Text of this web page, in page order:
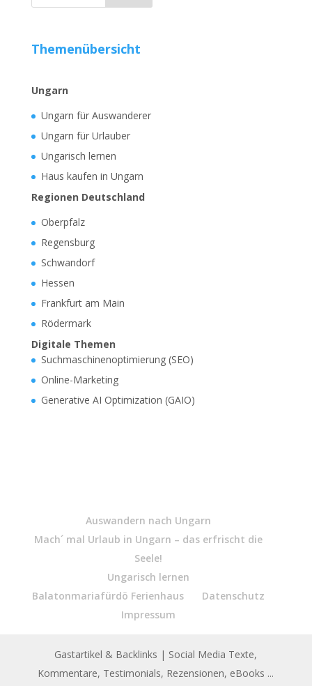
Themenübersicht
Ungarn
Ungarn für Auswanderer
Ungarn für Urlauber
Ungarisch lernen
Haus kaufen in Ungarn
Regionen Deutschland
Oberpfalz
Regensburg
Schwandorf
Hessen
Frankfurt am Main
Rödermark
Digitale Themen
Suchmaschinenoptimierung (SEO)
Online-Marketing
Generative AI Optimization (GAIO)
Auswandern nach Ungarn
Mach´ mal Urlaub in Ungarn – das erfrischt die
Seele!
Ungarisch lernen
Balatonmariafürdö Ferienhaus
Datenschutz
Impressum
Gastartikel & Backlinks | Social Media Texte,
Kommentare, Testimonials, Rezensionen, eBooks ...